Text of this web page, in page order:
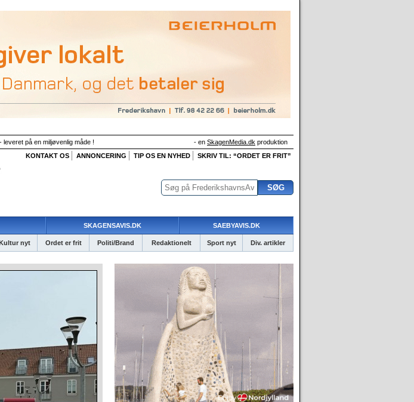
leveret på en miljøvenlig måde ! - en SkagenMedia.dk produktion
KONTAKT OS
ANNONCERING TIP OS EN NYHED SKRIV TIL: “ORDET ER FRIT”
SKAGENSAVIS.DK SAEBYAVIS.DK
nyt Ordet er frit Politi/Brand Redaktionelt Sport nyt Div. artikler